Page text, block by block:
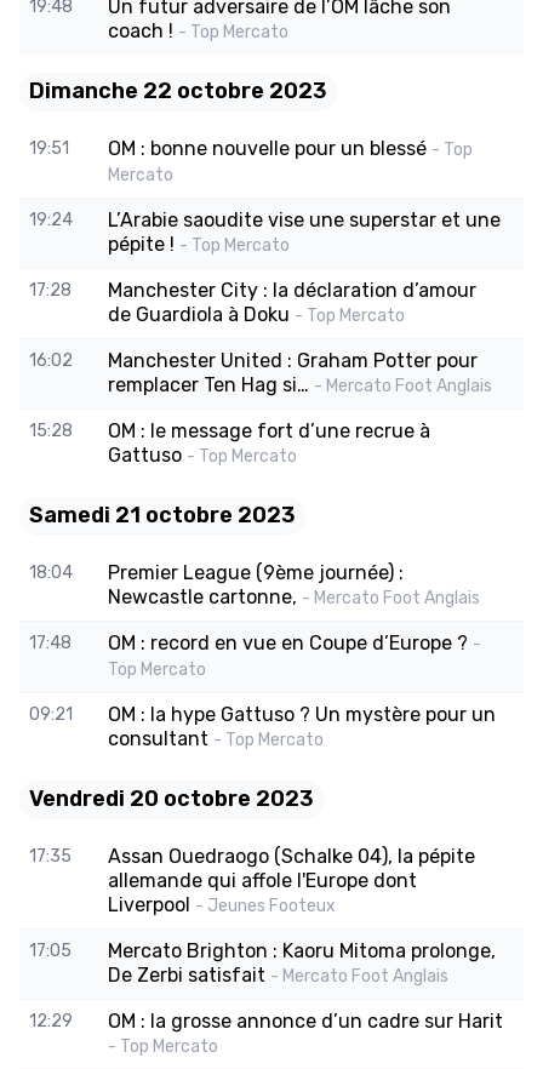
19:48
Un futur adversaire de l’OM lâche son
coach ! - Top Mercato
Dimanche 22 octobre 2023
19:51 OM : bonne nouvelle pour un blessé - Top
Mercato
19:24
L’Arabie saoudite vise une superstar et une
pépite ! - Top Mercato
17:28
Manchester City : la déclaration d’amour
de Guardiola à Doku - Top Mercato
16:02
Manchester United : Graham Potter pour
remplacer Ten Hag si… - Mercato Foot Anglais
15:28
OM : le message fort d’une recrue à
Gattuso - Top Mercato
Samedi 21 octobre 2023
18:04
Premier League (9ème journée) :
Newcastle cartonne, - Mercato Foot Anglais
17:48 OM : record en vue en Coupe d’Europe ? -
Top Mercato
09:21
OM : la hype Gattuso ? Un mystère pour un
consultant - Top Mercato
Vendredi 20 octobre 2023
17:35
Assan Ouedraogo (Schalke 04), la pépite
allemande qui affole l'Europe dont
Liverpool - Jeunes Footeux
17:05
Mercato Brighton : Kaoru Mitoma prolonge,
De Zerbi satisfait - Mercato Foot Anglais
12:29 OM : la grosse annonce d’un cadre sur Harit
- Top Mercato